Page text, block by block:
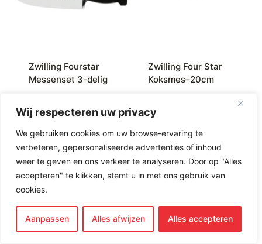
Wij respecteren uw privacy
We gebruiken cookies om uw browse-ervaring te
verbeteren, gepersonaliseerde advertenties of inhoud
weer te geven en ons verkeer te analyseren. Door op "Alles
accepteren" te klikken, stemt u in met ons gebruik van
cookies.
Aanpassen Alles afwijzen Alles accepteren
Zwilling Fourstar
Messenset 3-delig
prijs
€159,00.
prijs
€109,00.
Merk:Zwilling
J.A.Henckels
kopen
Zwilling Four Star
Koksmes–20cm
Merk:Zwilling
J.A.Henckels
kopen